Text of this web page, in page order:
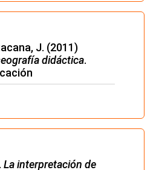
J. (2011)
didáctica.
La interpretación de